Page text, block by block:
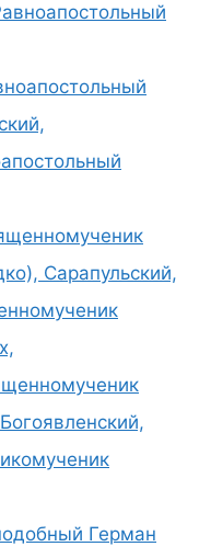
Сарапульский,
Герман